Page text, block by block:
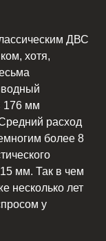
ДВС
хотя,
176 мм
расход
более 8
мм. Так в чем
несколько лет
у